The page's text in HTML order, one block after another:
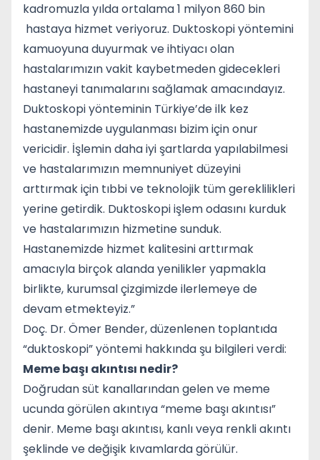
kadromuzla yılda ortalama 1 milyon 860 bin
hastaya hizmet veriyoruz. Duktoskopi yöntemini
kamuoyuna duyurmak ve ihtiyacı olan
hastalarımızın vakit kaybetmeden gidecekleri
hastaneyi tanımalarını sağlamak amacındayız.
Duktoskopi yönteminin Türkiye’de ilk kez
hastanemizde uygulanması bizim için onur
vericidir. İşlemin daha iyi şartlarda yapılabilmesi
ve hastalarımızın memnuniyet düzeyini
arttırmak için tıbbi ve teknolojik tüm gereklilikleri
yerine getirdik. Duktoskopi işlem odasını kurduk
ve hastalarımızın hizmetine sunduk.
Hastanemizde hizmet kalitesini arttırmak
amacıyla birçok alanda yenilikler yapmakla
birlikte, kurumsal çizgimizde ilerlemeye de
devam etmekteyiz.”
Doç. Dr. Ömer Bender, düzenlenen toplantıda
“duktoskopi” yöntemi hakkında şu bilgileri verdi:
Meme başı akıntısı nedir?
Doğrudan süt kanallarından gelen ve meme
ucunda görülen akıntıya “meme başı akıntısı”
denir. Meme başı akıntısı, kanlı veya renkli akıntı
şeklinde ve değişik kıvamlarda görülür.